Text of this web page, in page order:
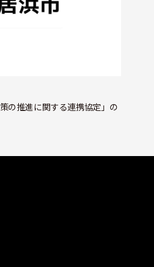
の推進に関する連携協定」の